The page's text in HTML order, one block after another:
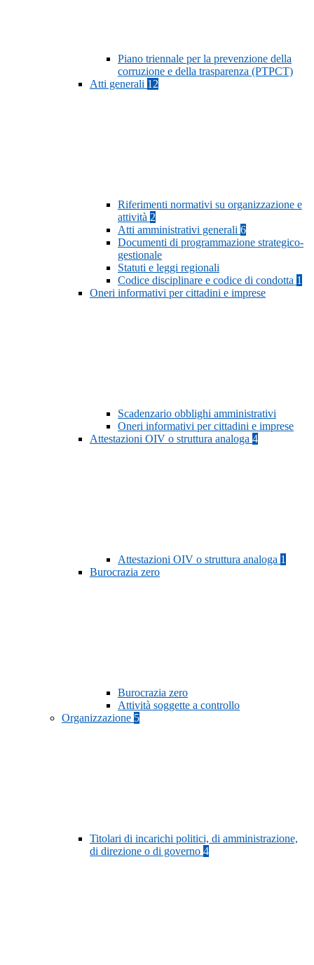
Piano triennale per la prevenzione della
corruzione e della trasparenza (PTPCT)
Atti generali 12
Riferimenti normativi su organizzazione e
attività 2
Atti amministrativi generali 6
Documenti di programmazione strategico-
gestionale
Statuti e leggi regionali
Codice disciplinare e codice di condotta 1
Oneri informativi per cittadini e imprese
Scadenzario obblighi amministrativi
Oneri informativi per cittadini e imprese
Attestazioni OIV o struttura analoga 4
Attestazioni OIV o struttura analoga 1
Burocrazia zero
Burocrazia zero
Attività soggette a controllo
Organizzazione 5
Titolari di incarichi politici, di amministrazione,
di direzione o di governo 4